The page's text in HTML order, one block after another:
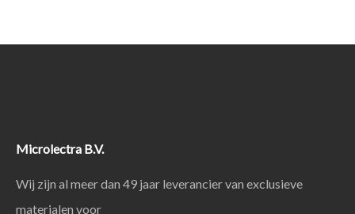
Microlectra B.V.
Wij zijn al meer dan 49 jaar leverancier van exclusieve
materialen voor